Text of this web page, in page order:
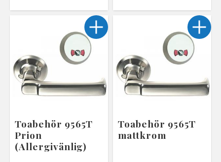
Toabehör 9565T
Prion
(Allergivänlig)
Toabehör 9565T
mattkrom